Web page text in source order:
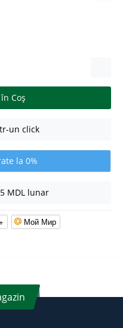
Coş
un click
la 0%
MDL lunar
Мой Мир